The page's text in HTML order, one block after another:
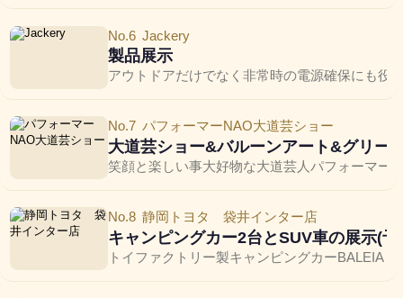
No.6 Jackery
製品展示
アウトドアだけでなく非常時の電源確保にも役
No.7 パフォーマーNAO大道芸ショー
大道芸ショー&バルーンアート&グリー
No.8 静岡トヨタ 袋井インター店
キャンピングカー2台とSUV車の展示(
トイファクトリー製キャンピングカーBALEIA